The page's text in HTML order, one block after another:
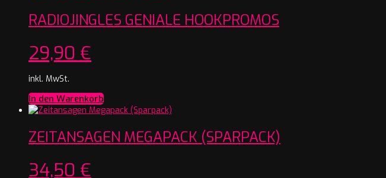
RADIOJINGLES GENIALE HOOKPROMOS
29,90 €
inkl. MwSt.
In den Warenkorb
ZEITANSAGEN MEGAPACK (SPARPACK)
34,50 €